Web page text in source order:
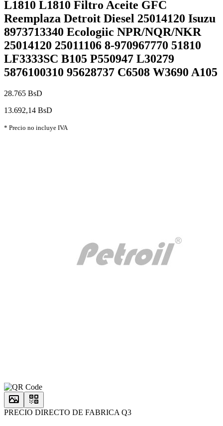
L1810 L1810 Filtro Aceite GFC
Reemplaza Detroit Diesel 25014120 Isuzu
8973713340 Ecologiic NPR/NQR/NKR
25014120 25011106 8-970967770 51810
LF3333SC B105 P550947 L30279
5876100310 95628737 C6508 W3690 A105
28.765 BsD
13.692,14 BsD
* Precio no incluye IVA
PRECIO DIRECTO DE FABRICA Q3